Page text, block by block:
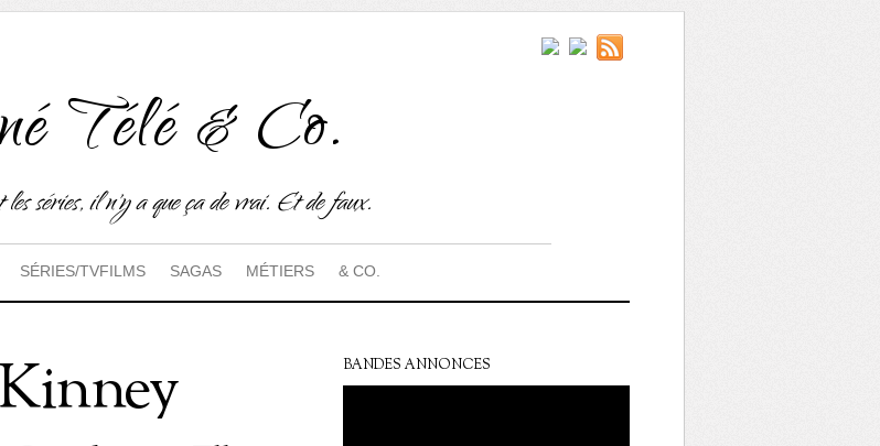
Télé & Co.
séries, il n'y a que ça de vrai. Et de faux.
SÉRIES/TVFILMS SAGAS MÉTIERS & CO.
BANDES ANNONCES